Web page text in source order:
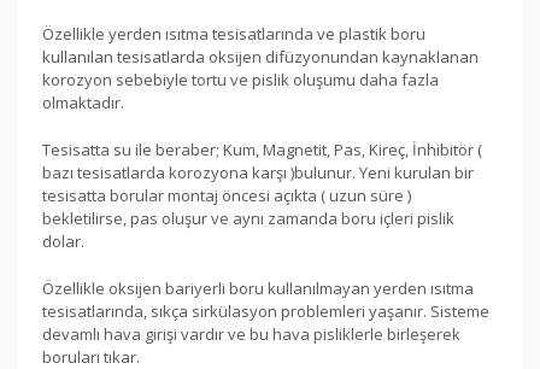
Özellikle yerden ısıtma tesisatlarında ve plastik boru
kullanılan tesisatlarda oksijen difüzyonundan kaynaklanan
korozyon sebebiyle tortu ve pislik oluşumu daha fazla
olmaktadır.
Tesisatta su ile beraber; Kum, Magnetit, Pas, Kireç, İnhibitör (
bazı tesisatlarda korozyona karşı )bulunur. Yeni kurulan bir
tesisatta borular montaj öncesi açıkta ( uzun süre )
bekletilirse, pas oluşur ve aynı zamanda boru içleri pislik
dolar.
Özellikle oksijen bariyerli boru kullanılmayan yerden ısıtma
tesisatlarında, sıkça sirkülasyon problemleri yaşanır. Sisteme
devamlı hava girişi vardır ve bu hava pisliklerle birleşerek
boruları tıkar.